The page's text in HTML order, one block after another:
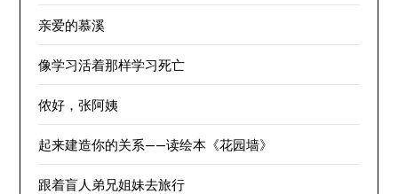
亲爱的慕溪
像学习活着那样学习死亡
侬好，张阿姨
起来建造你的关系——读绘本《花园墙》
跟着盲人弟兄姐妹去旅行